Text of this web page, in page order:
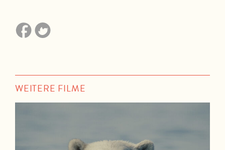
WEITERE FILME